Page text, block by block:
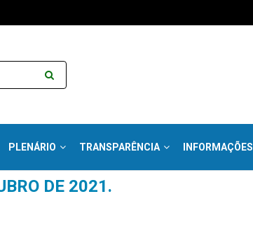
PLENÁRIO TRANSPARÊNCIA INFORMAÇÕES
DE 2021.